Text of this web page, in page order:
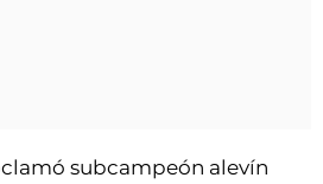
subcampeón alevín